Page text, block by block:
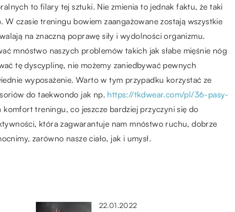
to filary tej sztuki. Nie zmienia to jednak faktu, że taki
W czasie treningu bowiem zaangażowane zostają wszystkie
na znaczną poprawę siły i wydolności organizmu.
mnóstwo naszych problemów takich jak słabe mięśnie nóg
tę dyscyplinę, nie możemy zaniedbywać pewnych
wyposażenie. Warto w tym przypadku korzystać ze
do taekwondo jak np. https://tkdwear.com/pl/36-pasy-
komfort treningu, co jeszcze bardziej przyczyni się do
która zagwarantuje nam mnóstwo ruchu, dobrze
zarówno nasze ciało, jak i umysł.
22.01.2022